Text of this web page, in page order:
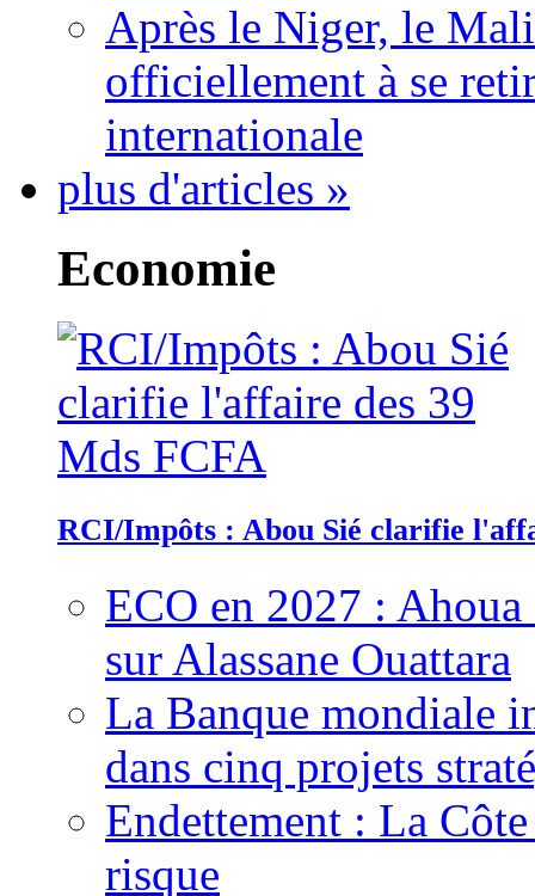
Après le Niger, le
officiellement à se
internationale
plus d'articles »
Economie
RCI/Impôts : Abou Sié clarifie
ECO en 2027 :
sur Alassane Ouattara
La Banque mondiale
dans cinq projets
Endettement : La
risque